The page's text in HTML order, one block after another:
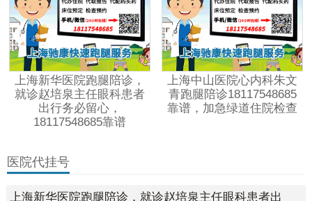
上海新华医院跑腿陪诊，
就诊赵培泉主任眼科患者
出行务必留心，
18117548685靠谱
上海中山医院心内科朱文
青跑腿陪诊18117548685
靠谱，加急绿道住院检查
医院代挂号
上海新华医院跑腿陪诊，就诊赵培泉主任眼科患者出